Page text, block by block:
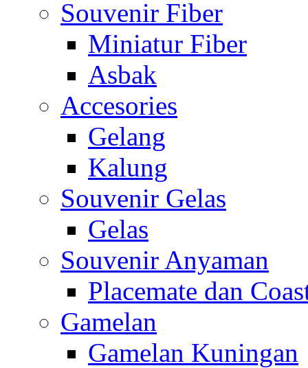
Souvenir Fiber
Miniatur Fiber
Asbak
Accesories
Gelang
Kalung
Souvenir Gelas
Gelas
Souvenir Anyaman
Placemate dan
Gamelan
Gamelan Kuningan